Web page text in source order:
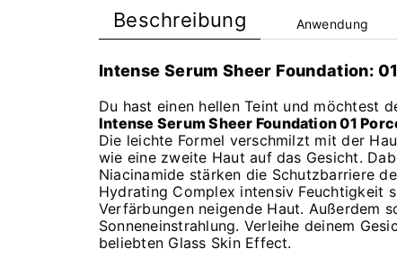
Beschreibung Anwendung
Intense Serum Sheer Foundation: 01
Du hast einen hellen Teint und möchtest
Intense Serum Sheer Foundation 01
Die leichte Formel verschmilzt mit der
wie eine zweite Haut auf das Gesicht.
Niacinamide stärken die Schutzbarriere
Hydrating Complex intensiv Feuchtigkeit
Verfärbungen neigende Haut. Außerdem
Sonneneinstrahlung. Verleihe deinem
beliebten Glass Skin Effect.